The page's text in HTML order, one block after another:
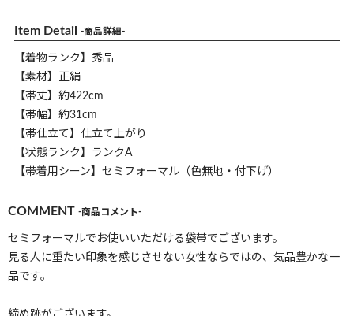
Item Detail -商品詳細-
【着物ランク】秀品
【素材】正絹
【帯丈】約422cm
【帯幅】約31cm
【帯仕立て】仕立て上がり
【状態ランク】ランクA
【帯着用シーン】セミフォーマル（色無地・付下げ）
COMMENT -商品コメント-
セミフォーマルでお使いいただける袋帯でございます。
見る人に重たい印象を感じさせない女性ならではの、気品豊かな一
品です。